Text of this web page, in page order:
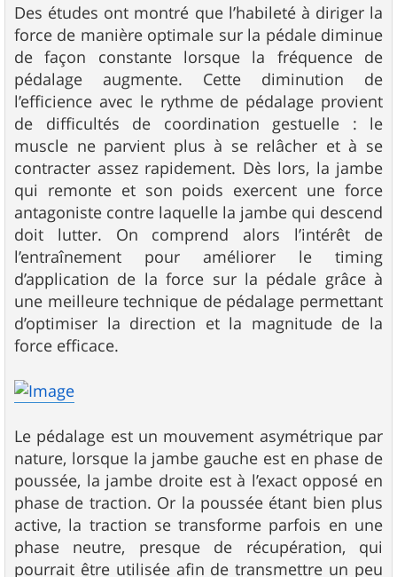
Des études ont montré que l’habileté à diriger la
force de manière optimale sur la pédale diminue
de façon constante lorsque la fréquence de
pédalage augmente. Cette diminution de
l’efficience avec le rythme de pédalage provient
de difficultés de coordination gestuelle : le
muscle ne parvient plus à se relâcher et à se
contracter assez rapidement. Dès lors, la jambe
qui remonte et son poids exercent une force
antagoniste contre laquelle la jambe qui descend
doit lutter. On comprend alors l’intérêt de
l’entraînement pour améliorer le timing
d’application de la force sur la pédale grâce à
une meilleure technique de pédalage permettant
d’optimiser la direction et la magnitude de la
force efficace.
Le pédalage est un mouvement asymétrique par
nature, lorsque la jambe gauche est en phase de
poussée, la jambe droite est à l’exact opposé en
phase de traction. Or la poussée étant bien plus
active, la traction se transforme parfois en une
phase neutre, presque de récupération, qui
pourrait être utilisée afin de transmettre un peu